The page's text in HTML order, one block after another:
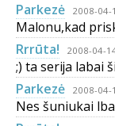
Parkezė
2008-04-
Malonu,kad
Rrrūta!
2008-04-
;) ta serija labai
Parkezė
2008-04-
Nes šuniukai